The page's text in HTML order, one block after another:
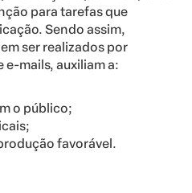
para tarefas que
Sendo assim,
ser realizados por
e-mails, auxiliam a:
o público;
favorável.